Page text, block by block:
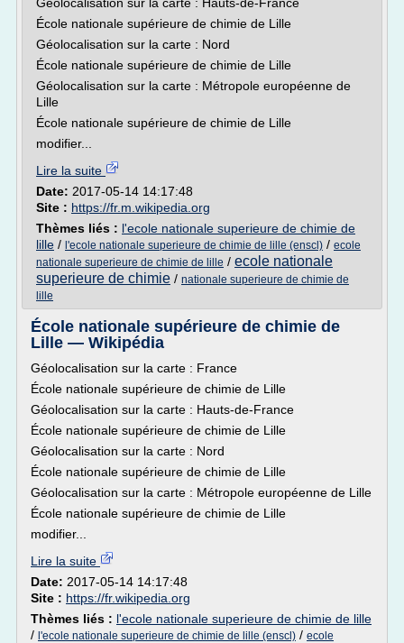
École nationale supérieure de chimie de Lille
Géolocalisation sur la carte : Nord
École nationale supérieure de chimie de Lille
Géolocalisation sur la carte : Métropole européenne de
Lille
École nationale supérieure de chimie de Lille
modifier...
Lire la suite
Date: 2017-05-14 14:17:48
Site : https://fr.m.wikipedia.org
Thèmes liés : l'ecole nationale superieure de chimie de
lille / l'ecole nationale superieure de chimie de lille (enscl) / ecole
nationale superieure de chimie de lille / ecole nationale
superieure de chimie / nationale superieure de chimie de
lille
École nationale supérieure de chimie de
Lille — Wikipédia
Géolocalisation sur la carte : France
École nationale supérieure de chimie de Lille
Géolocalisation sur la carte : Hauts-de-France
École nationale supérieure de chimie de Lille
Géolocalisation sur la carte : Nord
École nationale supérieure de chimie de Lille
Géolocalisation sur la carte : Métropole européenne de Lille
École nationale supérieure de chimie de Lille
modifier...
Lire la suite
Date: 2017-05-14 14:17:48
Site : https://fr.wikipedia.org
Thèmes liés : l'ecole nationale superieure de chimie de lille
/ l'ecole nationale superieure de chimie de lille (enscl) / ecole